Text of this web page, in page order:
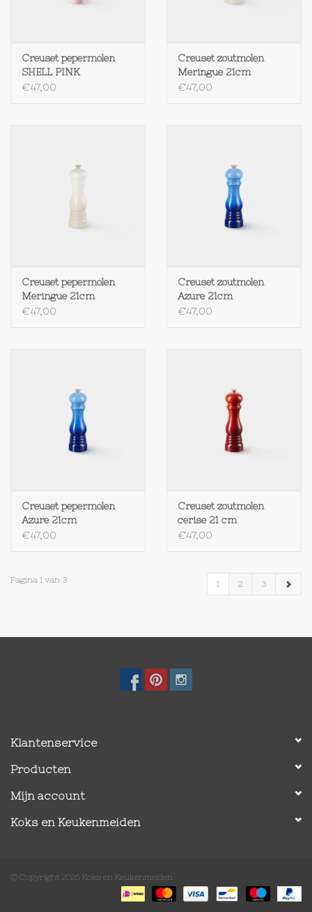
Creuset pepermolen
SHELL PINK
€47,00
Creuset zoutmolen
Meringue 21cm
€47,00
Creuset pepermolen
Meringue 21cm
€47,00
Creuset zoutmolen
Azure 21cm
€47,00
Creuset pepermolen
Azure 21cm
€47,00
Creuset zoutmolen
cerise 21 cm
€47,00
Pagina 1 van 3 1 2 3
Klantenservice
Producten
Mijn account
Koks en Keukenmeiden
© Copyright 2026 Koks en Keukenmeiden